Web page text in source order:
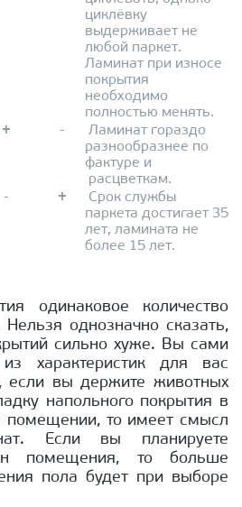
циклёвку
выдерживает не
любой паркет.
Ламинат при износе
покрытия
необходимо
полностью менять.
+ -
Ламинат гораздо
разнообразнее по
фактуре и
расцветкам.
- +
Срок службы
паркета достигает 35
лет, ламината не
более 15 лет.
одинаковое количество
однозначно сказать,
сильно хуже. Вы сами
характеристик для вас
если вы держите животных
напольного покрытия в
помещении, то имеет смысл
Если вы планируете
помещения, то больше
пола будет при выборе